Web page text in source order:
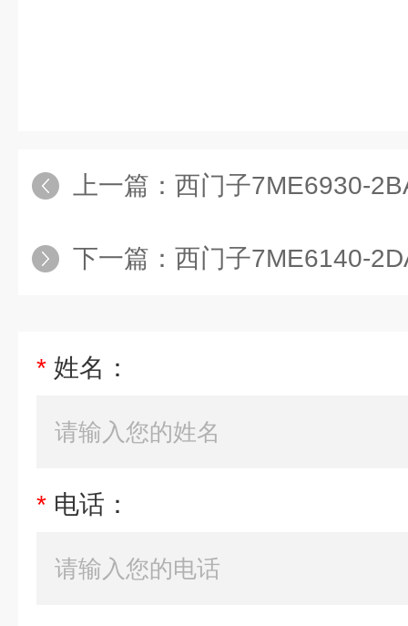
上一篇： 西门子7ME6930-
下一篇： 西门子7ME6140-
* 姓名：
* 电话：